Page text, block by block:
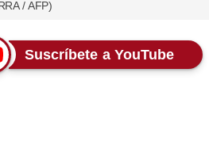
/ AFP)
Suscríbete a YouTube